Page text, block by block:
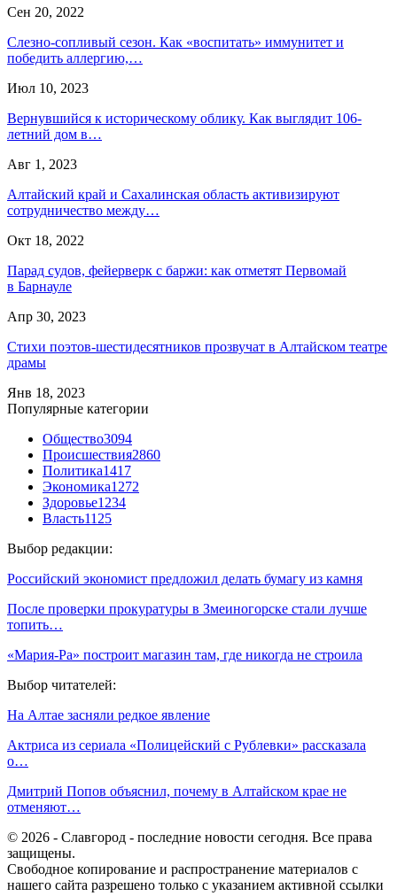
Сен 20, 2022
Слезно-сопливый сезон. Как «воспитать» иммунитет и
победить аллергию,…
Июл 10, 2023
Вернувшийся к историческому облику. Как выглядит 106-
летний дом в…
Авг 1, 2023
Алтайский край и Сахалинская область активизируют
сотрудничество между…
Окт 18, 2022
Парад судов, фейерверк с баржи: как отметят Первомай
в Барнауле
Апр 30, 2023
Стихи поэтов-шестидесятников прозвучат в Алтайском театре
драмы
Янв 18, 2023
Популярные категории
Общество3094
Происшествия2860
Политика1417
Экономика1272
Здоровье1234
Власть1125
Выбор редакции:
Российский экономист предложил делать бумагу из камня
После проверки прокуратуры в Змеиногорске стали лучше
топить…
«Мария-Ра» построит магазин там, где никогда не строила
Выбор читателей:
На Алтае засняли редкое явление
Актриса из сериала «Полицейский с Рублевки» рассказала
о…
Дмитрий Попов объяснил, почему в Алтайском крае не
отменяют…
© 2026 - Славгород - последние новости сегодня. Все права
защищены.
Свободное копирование и распространение материалов с
нашего сайта разрешено только с указанием активной ссылки